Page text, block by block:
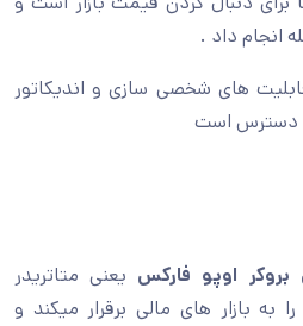
انجام داد .
های شخصی سازی و اندیکاتور
دسترس است
بروکر اوپو فارکسیعنی متاتریدر
به بازار های مالی برقرار میکند و